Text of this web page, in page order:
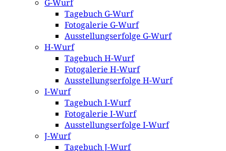
G-Wurf
Tagebuch G-Wurf
Fotogalerie G-Wurf
Ausstellungserfolge G-Wurf
H-Wurf
Tagebuch H-Wurf
Fotogalerie H-Wurf
Ausstellungserfolge H-Wurf
I-Wurf
Tagebuch I-Wurf
Fotogalerie I-Wurf
Ausstellungserfolge I-Wurf
J-Wurf
Tagebuch J-Wurf